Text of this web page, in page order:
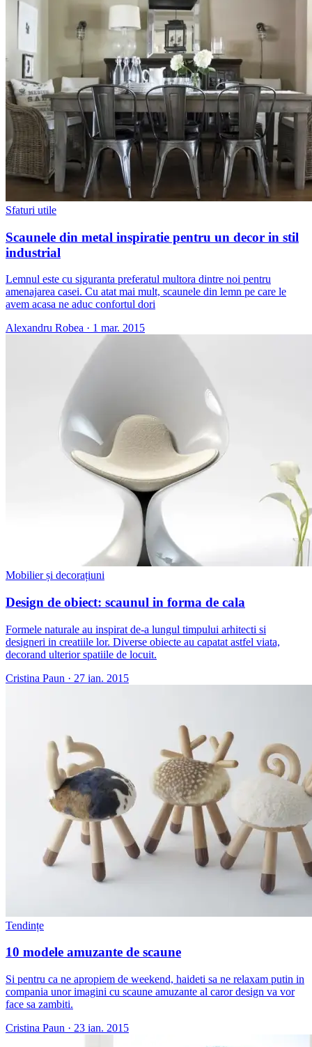
Sfaturi utile
Scaunele din metal inspiratie pentru un decor in stil
industrial
Lemnul este cu siguranta preferatul multora dintre noi pentru
amenajarea casei. Cu atat mai mult, scaunele din lemn pe care le
avem acasa ne aduc confortul dori
Alexandru Robea · 1 mar. 2015
Mobilier și decorațiuni
Design de obiect: scaunul in forma de cala
Formele naturale au inspirat de-a lungul timpului arhitecti si
designeri in creatiile lor. Diverse obiecte au capatat astfel viata,
decorand ulterior spatiile de locuit.
Cristina Paun · 27 ian. 2015
Tendințe
10 modele amuzante de scaune
Si pentru ca ne apropiem de weekend, haideti sa ne relaxam putin in
compania unor imagini cu scaune amuzante al caror design va vor
face sa zambiti.
Cristina Paun · 23 ian. 2015